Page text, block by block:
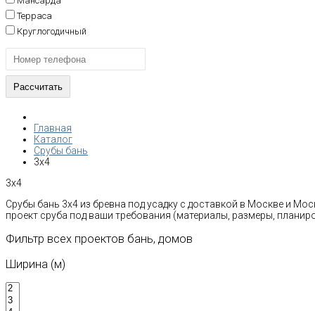
Терраса
Круглогодичный
Главная
Каталог
Срубы бань
3x4
3x4
Срубы бань 3х4 из бревна под усадку с доставкой в Москве и
проект сруба под ваши требования (материалы, размеры,
Фильтр всех проектов бань, домов
Ширина (м)